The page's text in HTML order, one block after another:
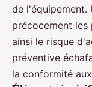
de l'équipement.
précocement les
ainsi le risque
préventive
la conformité